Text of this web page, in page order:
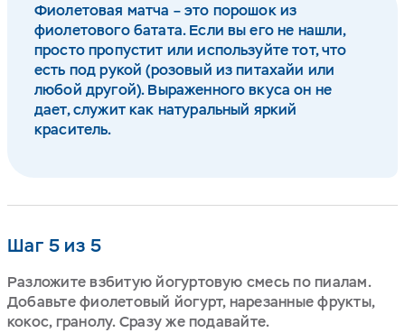
Фиолетовая матча – это порошок из
фиолетового батата. Если вы его не нашли,
просто пропустит или используйте тот, что
есть под рукой (розовый из питахайи или
любой другой). Выраженного вкуса он не
дает, служит как натуральный яркий
краситель.
Шаг 5 из 5
Разложите взбитую йогуртовую смесь по пиалам.
Добавьте фиолетовый йогурт, нарезанные фрукты,
кокос, гранолу. Сразу же подавайте.